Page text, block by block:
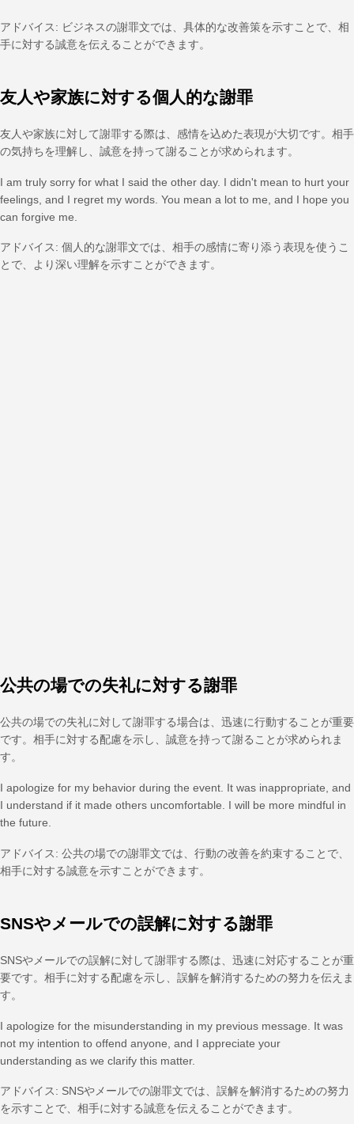
アドバイス: ビジネスの謝罪文では、具体的な改善策を示すことで、相
手に対する誠意を伝えることができます。
友人や家族に対する個人的な謝罪
友人や家族に対して謝罪する際は、感情を込めた表現が大切です。相手
の気持ちを理解し、誠意を持って謝ることが求められます。
I am truly sorry for what I said the other day. I didn't mean to hurt your
feelings, and I regret my words. You mean a lot to me, and I hope you
can forgive me.
アドバイス: 個人的な謝罪文では、相手の感情に寄り添う表現を使うこ
とで、より深い理解を示すことができます。
公共の場での失礼に対する謝罪
公共の場での失礼に対して謝罪する場合は、迅速に行動することが重要
です。相手に対する配慮を示し、誠意を持って謝ることが求められま
す。
I apologize for my behavior during the event. It was inappropriate, and
I understand if it made others uncomfortable. I will be more mindful in
the future.
アドバイス: 公共の場での謝罪文では、行動の改善を約束することで、
相手に対する誠意を示すことができます。
SNSやメールでの誤解に対する謝罪
SNSやメールでの誤解に対して謝罪する際は、迅速に対応することが重
要です。相手に対する配慮を示し、誤解を解消するための努力を伝えま
す。
I apologize for the misunderstanding in my previous message. It was
not my intention to offend anyone, and I appreciate your
understanding as we clarify this matter.
アドバイス: SNSやメールでの謝罪文では、誤解を解消するための努力
を示すことで、相手に対する誠意を伝えることができます。